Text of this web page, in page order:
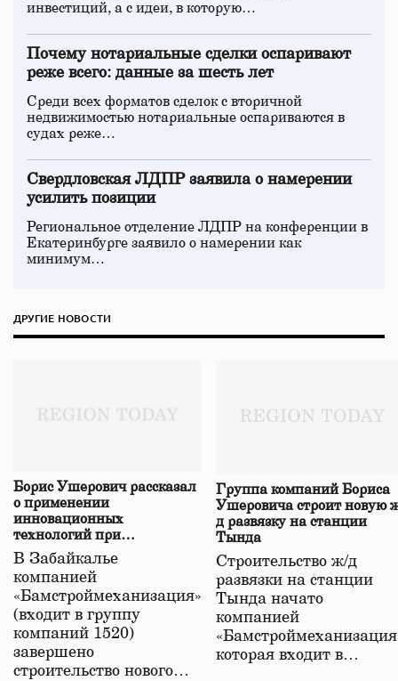
инвестиций, а с идеи, в которую…
Почему нотариальные сделки оспаривают
реже всего: данные за шесть лет
Среди всех форматов сделок с вторичной
недвижимостью нотариальные оспариваются в
судах реже…
Свердловская ЛДПР заявила о намерении
усилить позиции
Региональное отделение ЛДПР на конференции в
Екатеринбурге заявило о намерении как
минимум…
ДРУГИЕ НОВОСТИ
Борис Ушерович рассказал
о применении
инновационных
технологий при
строительстве нового моста
в Забайкалье
В Забайкалье
компанией
«Бамстроймеханизация»
(входит в группу
компаний 1520)
завершено
строительство нового…
Группа компаний Бориса
Ушеровича строит новую
д развязку на станции
Тында
Строительство ж/д
развязки на станции
Тында начато
компанией
которая входит в…